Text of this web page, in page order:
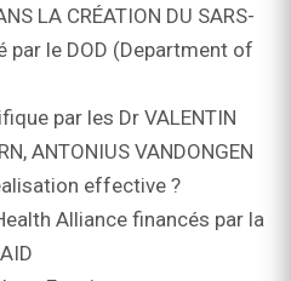
LA CRÉATION DU SARS-
par le DOD (Department of
par les Dr VALENTIN
ANTONIUS VANDONGEN
effective ?
Alliance financés par la